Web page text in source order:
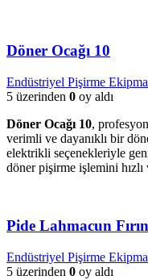
Döner Ocağı 10
Endüstriyel Pişirme
5 üzerinden 0 oy aldı
Döner Ocağı 10,
verimli ve dayanıklı bir
elektrikli seçenekleriyle
döner pişirme işlemini hızlı
Pide Lahmacun
Endüstriyel Pişirme
5 üzerinden 0 oy aldı